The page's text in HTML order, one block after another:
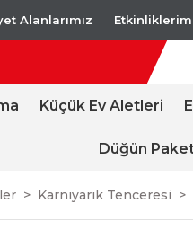
Alanlarımız
Küçük Ev Aletleri
Düğün
Karnıyarık Tenceresi